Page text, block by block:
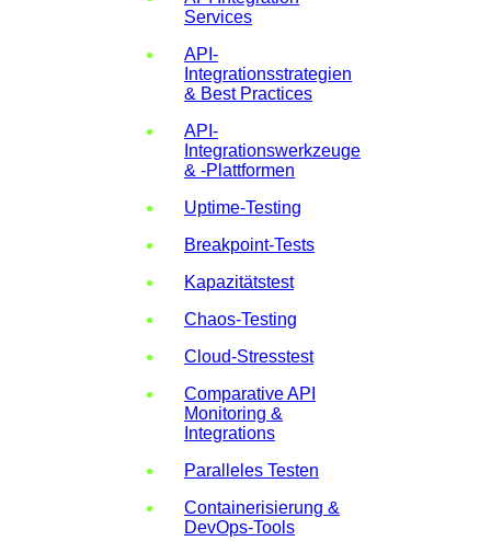
Services
API-
Integrationsstrategien
& Best Practices
API-
Integrationswerkzeuge
& -Plattformen
Uptime-Testing
Breakpoint-Tests
Kapazitätstest
Chaos-Testing
Cloud-Stresstest
Comparative API
Monitoring &
Integrations
Paralleles Testen
Containerisierung &
DevOps-Tools